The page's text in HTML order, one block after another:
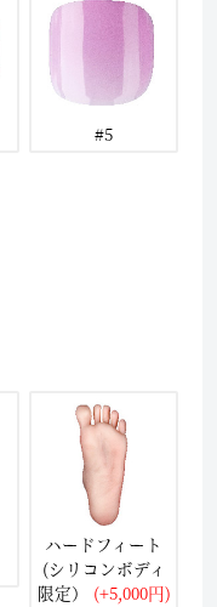
#5
ハードフィート
(シリコンボディ
限定）
(+5,000円)